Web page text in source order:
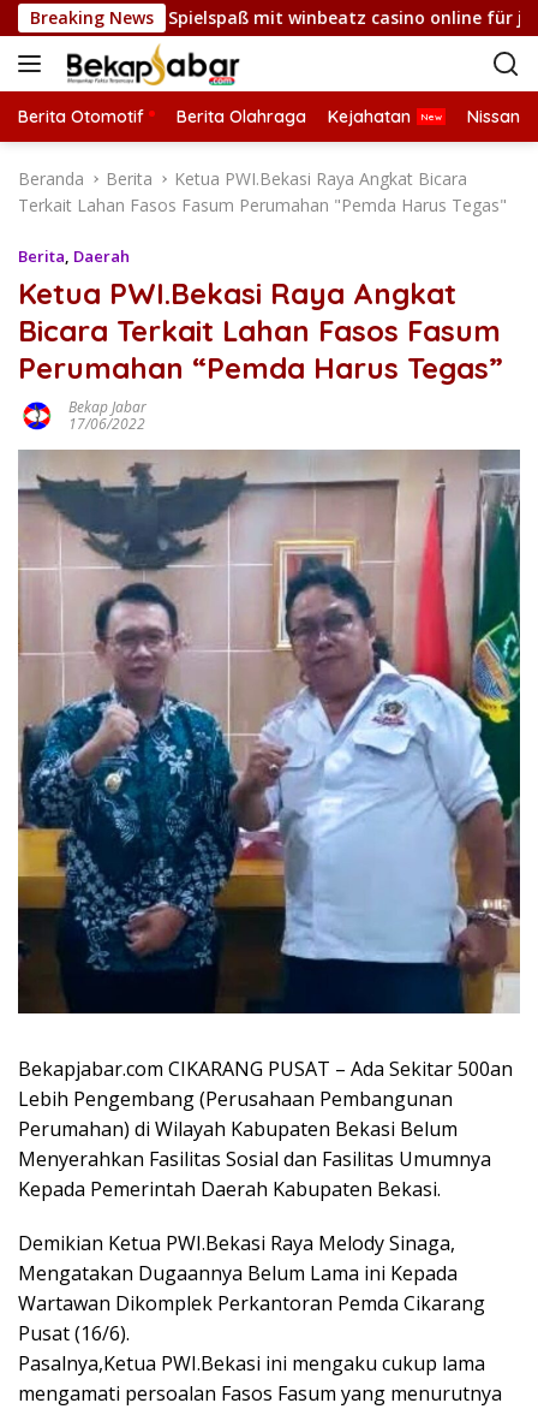
a
g
u
Breaking News
fesselnder Spielspaß mit winbeatz casino online für jeden
Berita Otomotif Berita Olahraga Kejahatan Nissan
Beranda Berita
Ketua PWI.Bekasi Raya Angkat Bicara
Terkait Lahan Fasos Fasum Perumahan "Pemda Harus Tegas"
Berita, Daerah
Ketua PWI.Bekasi Raya Angkat
Bicara Terkait Lahan Fasos Fasum
Perumahan “Pemda Harus Tegas”
Bekap Jabar
17/06/2022
Bekapjabar.com CIKARANG PUSAT – Ada Sekitar 500an
Lebih Pengembang (Perusahaan Pembangunan
Perumahan) di Wilayah Kabupaten Bekasi Belum
Menyerahkan Fasilitas Sosial dan Fasilitas Umumnya
Kepada Pemerintah Daerah Kabupaten Bekasi.
Demikian Ketua PWI.Bekasi Raya Melody Sinaga,
Mengatakan Dugaannya Belum Lama ini Kepada
Wartawan Dikomplek Perkantoran Pemda Cikarang
Pusat (16/6).
Pasalnya,Ketua PWI.Bekasi ini mengaku cukup lama
mengamati persoalan Fasos Fasum yang menurutnya